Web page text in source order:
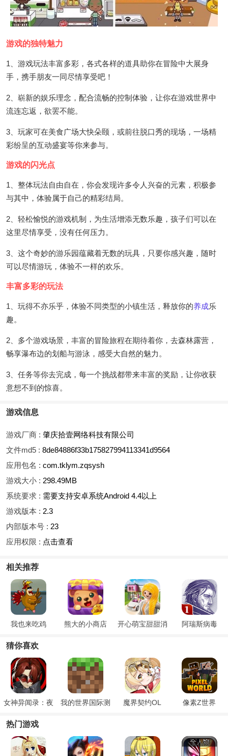
游戏的独特魅力
1、游戏玩法丰富多彩，各式各样的道具助你在冒险中大展身
手，携手朋友一同尽情享受吧！
2、崭新的娱乐理念，配合流畅的控制体验，让你在游戏世界中
流连忘返，欲罢不能。
3、玩家可在美食广场大快朵颐，或前往脱口秀的现场，一场精
彩纷呈的互动盛宴等你来参与。
游戏的闪光点
1、整体玩法自由自在，你会发现许多令人兴奋的元素，积极参
与其中，体验属于自己的精彩结局。
2、轻松愉悦的游戏机制，为生活增添无数乐趣，孩子们可以在
这里尽情享受，没有任何压力。
3、这个奇妙的游乐园蕴藏着无数的玩具，只要你感兴趣，随时
可以尽情游玩，体验不一样的欢乐。
丰富多彩的玩法
1、玩得不亦乐乎，体验不同类型的小镇生活，释放你的养成乐
趣。
2、多个游戏场景，丰富的冒险旅程在期待着你，去森林露营，
畅享瀑布边的划船与游泳，感受大自然的魅力。
3、任务等你去完成，每一个挑战都带来丰富的奖励，让你收获
意想不到的惊喜。
游戏信息
游戏厂商 : 肇庆拾壹网络科技有限公司
文件md5 : 8de84886f33b175827994113341d9564
应用包名 : com.tklym.zqsysh
游戏大小 : 298.49MB
系统要求 : 需要支持安卓系统Android 4.4以上
游戏版本 : 2.3
内部版本号 : 23
应用权限 : 点击查看
相关推荐
我也来吃鸡 熊大的小商店 开心萌宝甜甜消 阿瑞斯病毒
猜你喜欢
女神异闻录：夜
幕魅影官方版
我的世界国际测
魔界契约OL 像素Z世界
热门游戏